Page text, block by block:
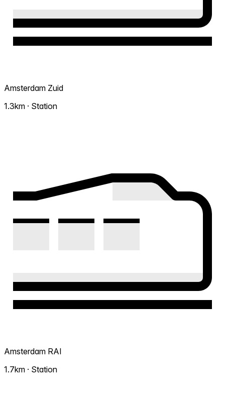
Amsterdam Zuid
1.3km · Station
Amsterdam RAI
1.7km · Station